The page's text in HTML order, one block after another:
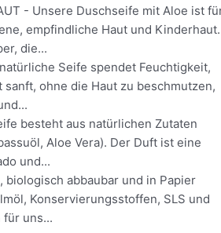
- Unsere Duschseife mit Aloe ist
empfindliche Haut und Kinderhaut.
die...
natürliche Seife spendet Feuchtigkeit,
ohne die Haut zu beschmutzen,
besteht aus natürlichen Zutaten
Aloe Vera). Der Duft ist eine
und...
biologisch abbaubar und in Papier
Konservierungsstoffen, SLS und
für uns...